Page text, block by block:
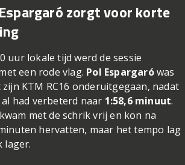
zorgt voor korte
uur lokale tijd werd de sessie
een rode vlag. Pol Espargarówas
KTM RC16 onderuitgegaan, nadat
had verbeterd naar 1:58,6 minuut.
met de schrik vrij en kon na
hervatten, maar het tempo lag
lager.